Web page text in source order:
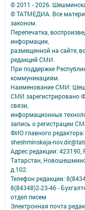
© 2011 - 2026.
© ТАТМЕДИА. Все
законом.
Перепечатка,
информации,
размещенной на сайте,
редакций СМИ.
При поддержке
коммуникациям.
Наименование СМИ:
СМИ зарегистрировано
связи,
информационных
запись о регистрации
ФИО главного
sheshminskaja-
Адрес редакции: 423190,
Татарстан,
д.102.
Телефон редакции:
8(84348)2-23-46 -
отдел писем
Электронная почта